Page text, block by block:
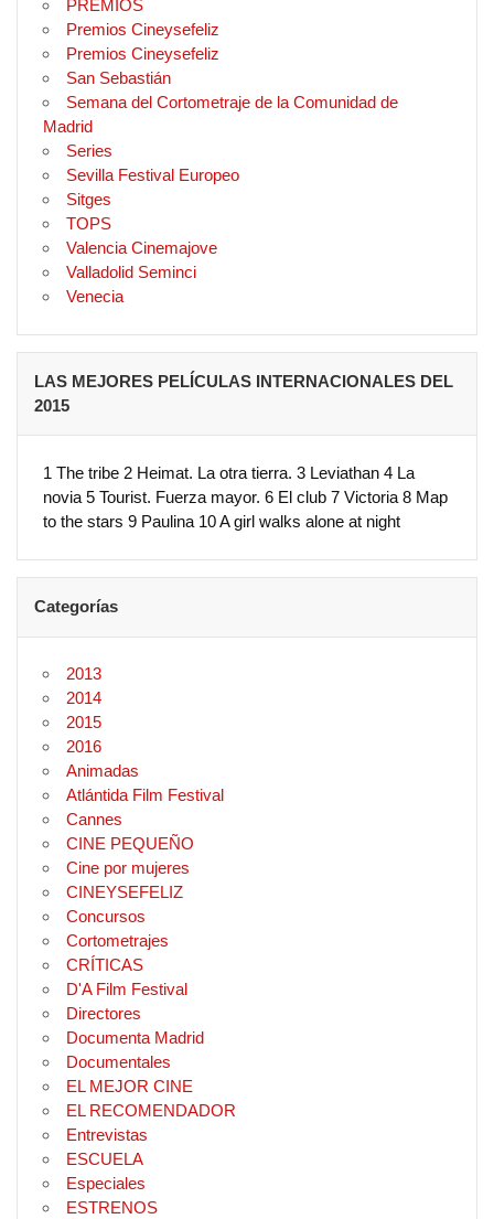
PREMIOS
Premios Cineysefeliz
Premios Cineysefeliz
San Sebastián
Semana del Cortometraje de la Comunidad de
Madrid
Series
Sevilla Festival Europeo
Sitges
TOPS
Valencia Cinemajove
Valladolid Seminci
Venecia
LAS MEJORES PELÍCULAS INTERNACIONALES DEL
2015
1 The tribe 2 Heimat. La otra tierra. 3 Leviathan 4 La
novia 5 Tourist. Fuerza mayor. 6 El club 7 Victoria 8 Map
to the stars 9 Paulina 10 A girl walks alone at night
Categorías
2013
2014
2015
2016
Animadas
Atlántida Film Festival
Cannes
CINE PEQUEÑO
Cine por mujeres
CINEYSEFELIZ
Concursos
Cortometrajes
CRÍTICAS
D'A Film Festival
Directores
Documenta Madrid
Documentales
EL MEJOR CINE
EL RECOMENDADOR
Entrevistas
ESCUELA
Especiales
ESTRENOS